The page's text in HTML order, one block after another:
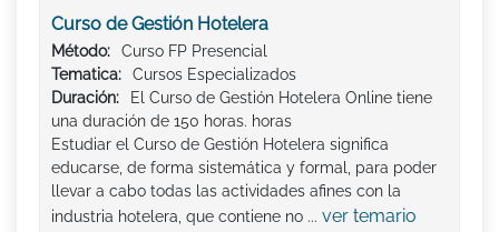
Curso de Gestión Hotelera
Método:
Curso FP Presencial
Tematica:
Cursos Especializados
Duración:
El Curso de Gestión Hotelera Online tiene
una duración de 150 horas. horas
Estudiar el Curso de Gestión Hotelera significa
educarse, de forma sistemática y formal, para poder
llevar a cabo todas las actividades afines con la
industria hotelera, que contiene no ... ver temario